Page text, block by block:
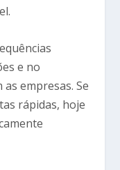
e no
empresas. Se
rápidas, hoje